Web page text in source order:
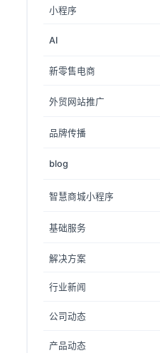
小程序
AI
新零售电商
外贸网站推广
品牌传播
blog
智慧商城小程序
基础服务
解决方案
行业新闻
公司动态
产品动态